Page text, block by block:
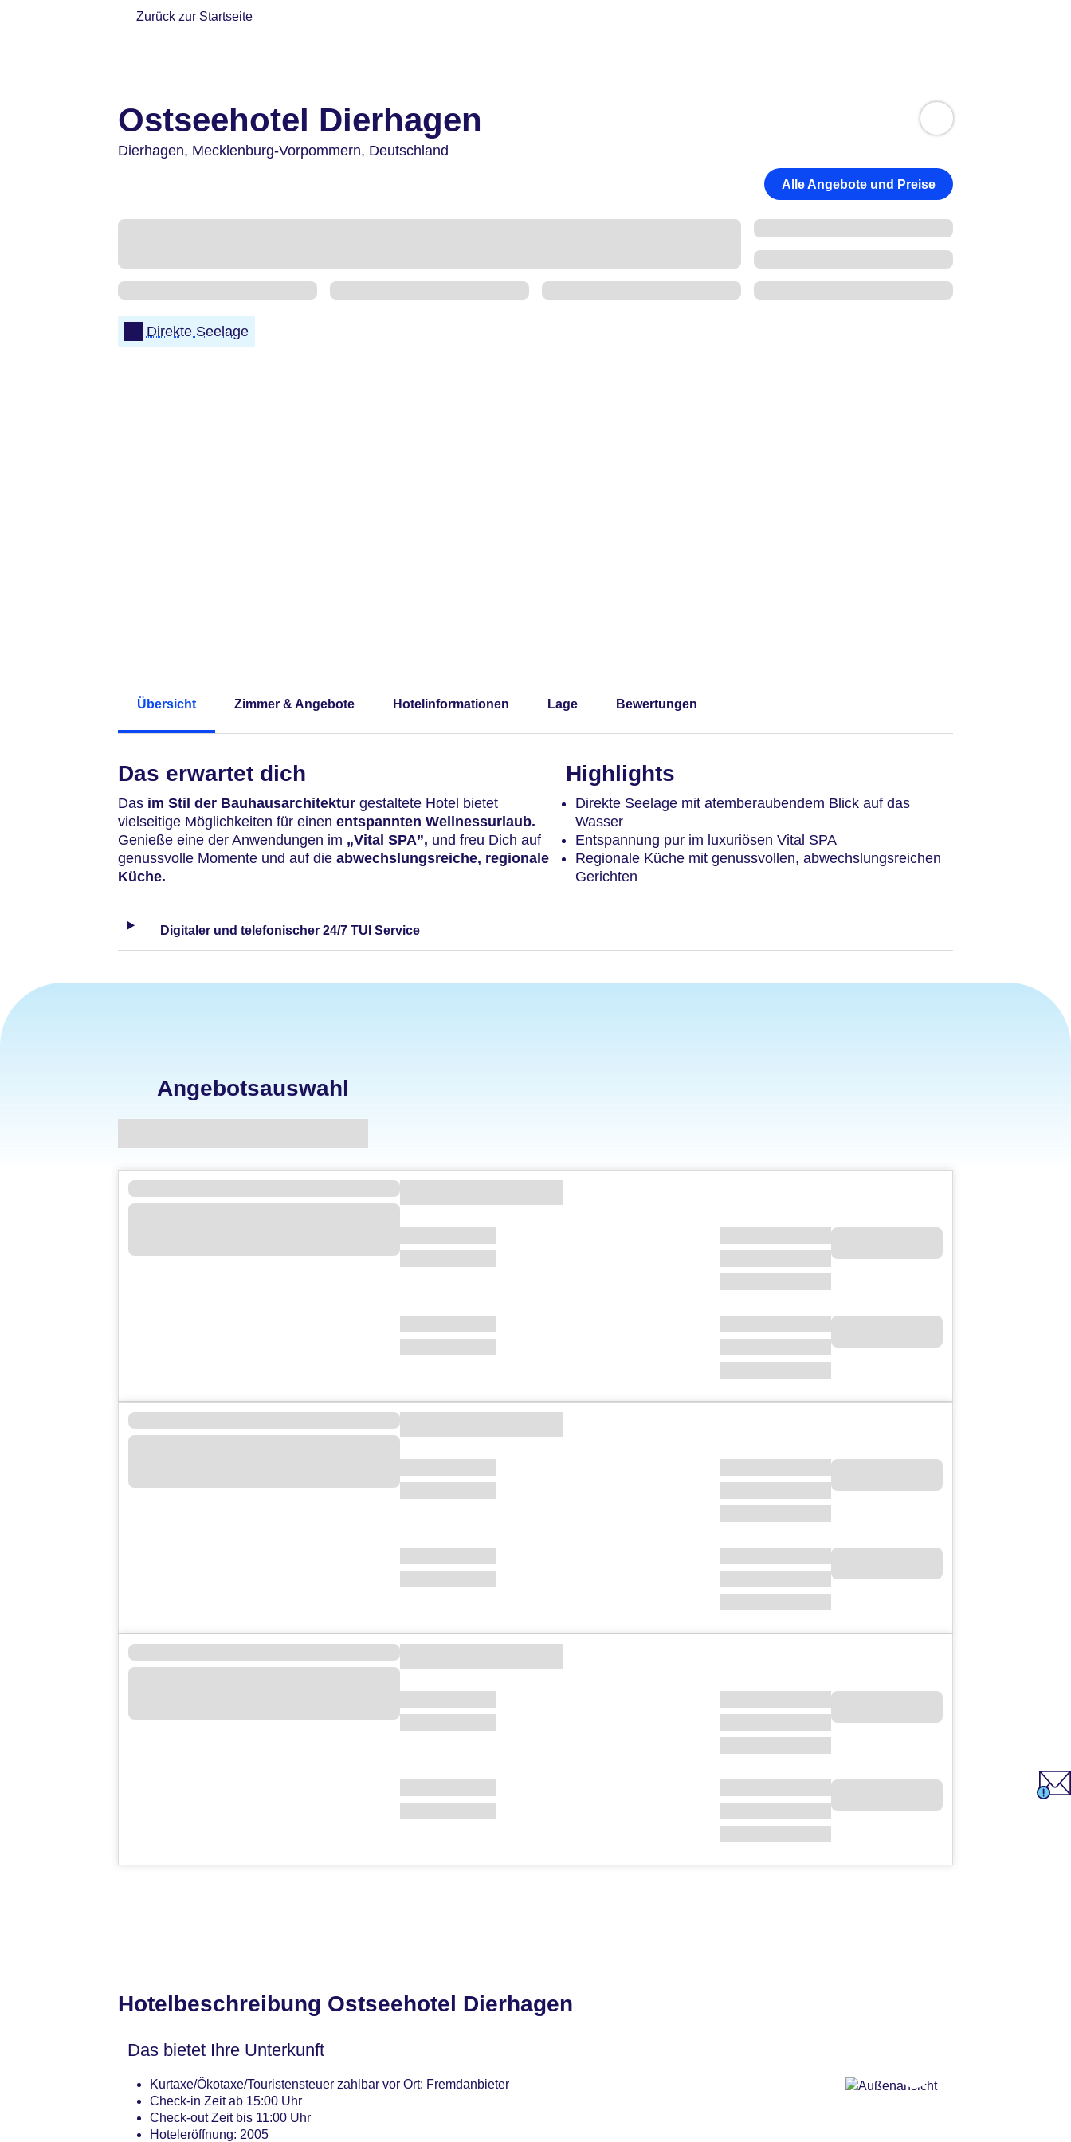
Zurück zur Startseite
Ostseehotel Dierhagen
Dierhagen, Mecklenburg-Vorpommern, Deutschland
Alle Angebote und Preise
Direkte Seelage
Übersicht Zimmer & Angebote Hotelinformationen Lage Bewertungen
Das erwartet dich
Das im Stil der Bauhausarchitektur gestaltete Hotel bietet
vielseitige Möglichkeiten für einen entspannten Wellnessurlaub.
Genieße eine der Anwendungen im „Vital SPA”, und freu Dich auf
genussvolle Momente und auf die abwechslungsreiche, regionale
Küche.
Highlights
Direkte Seelage mit atemberaubendem Blick auf das
Wasser
Entspannung pur im luxuriösen Vital SPA
Regionale Küche mit genussvollen, abwechslungsreichen
Gerichten
Digitaler und telefonischer 24/7 TUI Service
Angebotsauswahl
Hotelbeschreibung Ostseehotel Dierhagen
Das bietet Ihre Unterkunft
Kurtaxe/Ökotaxe/Touristensteuer zahlbar vor Ort: Fremdanbieter
Check-in Zeit ab 15:00 Uhr
Check-out Zeit bis 11:00 Uhr
Hoteleröffnung: 2005